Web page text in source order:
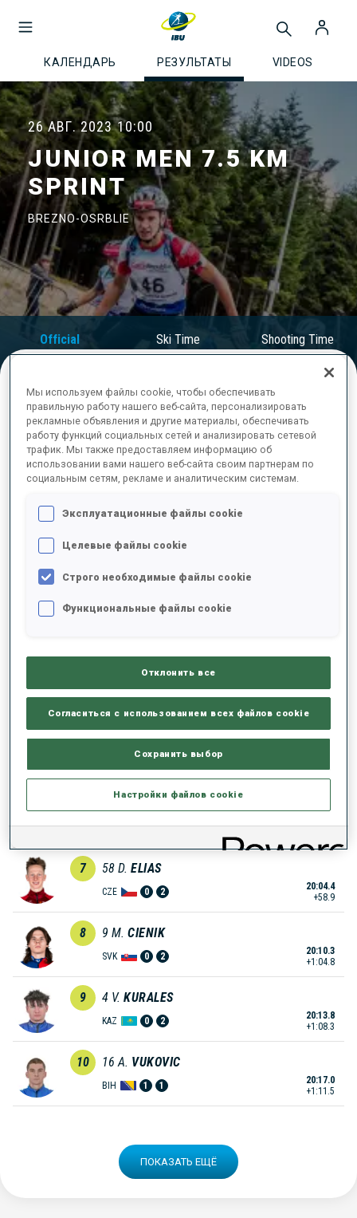
КАЛЕНДАРЬ РЕЗУЛЬТАТЫ VIDEOS
26 АВГ. 2023 10:00
JUNIOR MEN 7.5 KM
SPRINT
BREZNO-OSRBLIE
Official
Results
Ski Time Shooting Time
ОКОНЧАТЕЛЬНЫЕ РЕЗУЛЬТАТЫ
1 5 B. BORKOVSKYI
2 17 S. KINASH
3 26 V. MANDZYN
LEGOVIC
CRO 1 2
19:29.4
5 37 S. SUPRUN
+41.7
ABRAHAM
CZE 2 1
7 58 D. ELIAS
CZE 0 2
20:04.4
+58.9
8 9 M. CIENIK
SVK 0 2
20:10.3
+1:04.8
9 4 V. KURALES
KAZ 0 2
20:13.8
+1:08.3
10 16 A. VUKOVIC
BIH 1 1
20:17.0
+1:11.5
ПОКАЗАТЬ ЕЩЁ
Мы используем файлы cookie, чтобы обеспечивать
правильную работу нашего веб-сайта, персонализировать
рекламные объявления и другие материалы, обеспечивать
работу функций социальных сетей и анализировать сетевой
трафик. Мы также предоставляем информацию об
использовании вами нашего веб-сайта своим партнерам по
социальным сетям, рекламе и аналитическим системам.
Эксплуатационные файлы cookie
Целевые файлы cookie
Строго необходимые файлы cookie
Функциональные файлы cookie
Отклонить все
Согласиться с использованием всех файлов cookie
Сохранить выбор
Настройки файлов cookie